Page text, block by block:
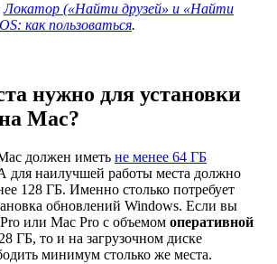
Локатор («Найти друзей» и «Найти
как пользоваться.
нужно для установки
Mac?
должен иметь не менее 64 ГБ
для наилучшей работы места должно
128 ГБ. Именно столько потребует
обновлений Windows. Если вы
или Mac Pro с объемом оперативной
ГБ, то и на загрузочном диске
минимум столько же места.